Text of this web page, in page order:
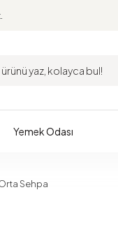
Yemek Odası
Sehpa